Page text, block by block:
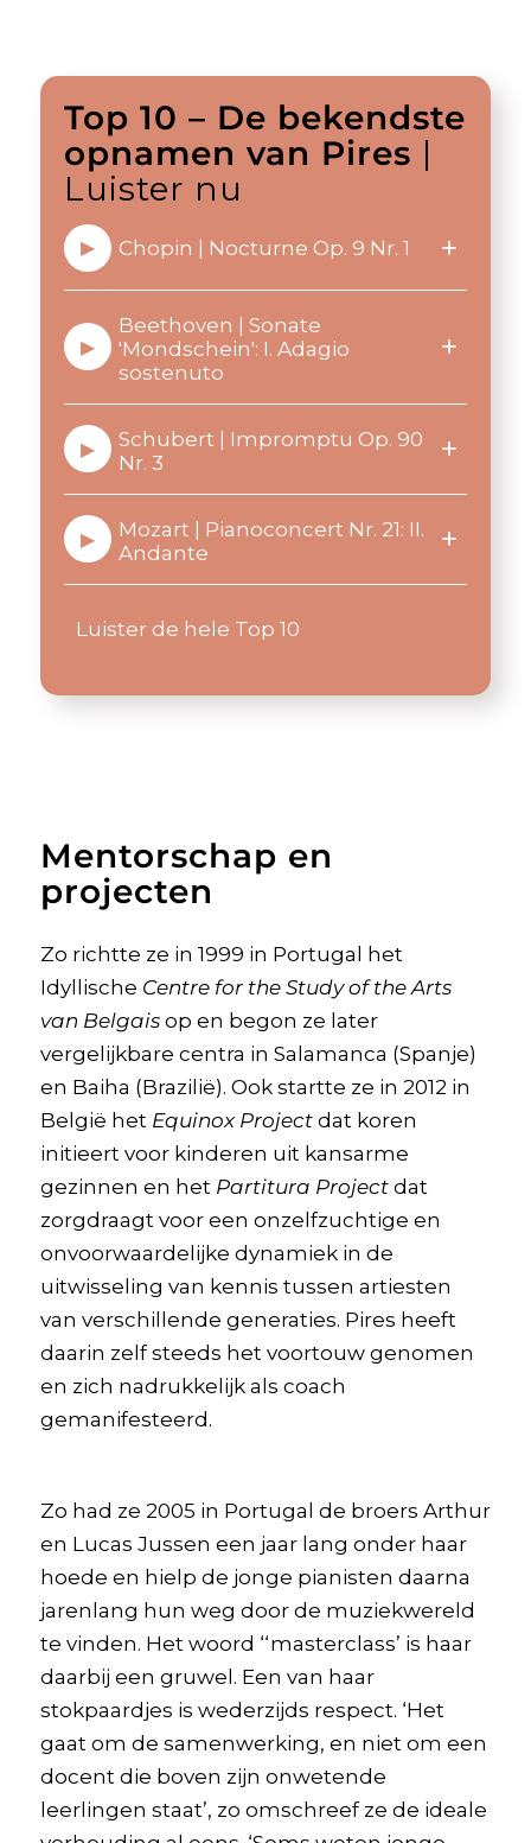
Top 10 – De bekendste
opnamen van Pires |
Luister nu
▶ Chopin | Nocturne Op. 9 Nr. 1 +
▶
Beethoven | Sonate
'Mondschein': I. Adagio
sostenuto
+
▶
Schubert | Impromptu Op. 90
Nr. 3
+
▶
Mozart | Pianoconcert Nr. 21: II.
Andante
+
Luister de hele Top 10
Mentorschap en
projecten
Zo richtte ze in 1999 in Portugal het
Idyllische Centre for the Study of the Arts
van Belgaisop en begon ze later
vergelijkbare centra in Salamanca (Spanje)
en Baiha (Brazilië). Ook startte ze in 2012 in
België het Equinox Projectdat koren
initieert voor kinderen uit kansarme
gezinnen en het Partitura Projectdat
zorgdraagt voor een onzelfzuchtige en
onvoorwaardelijke dynamiek in de
uitwisseling van kennis tussen artiesten
van verschillende generaties. Pires heeft
daarin zelf steeds het voortouw genomen
en zich nadrukkelijk als coach
gemanifesteerd.
Zo had ze 2005 in Portugal de broers Arthur
en Lucas Jussen een jaar lang onder haar
hoede en hielp de jonge pianisten daarna
jarenlang hun weg door de muziekwereld
te vinden. Het woord ‘‘masterclass’ is haar
daarbij een gruwel. Een van haar
stokpaardjes is wederzijds respect. ‘Het
gaat om de samenwerking, en niet om een
docent die boven zijn onwetende
leerlingen staat’, zo omschreef ze de ideale